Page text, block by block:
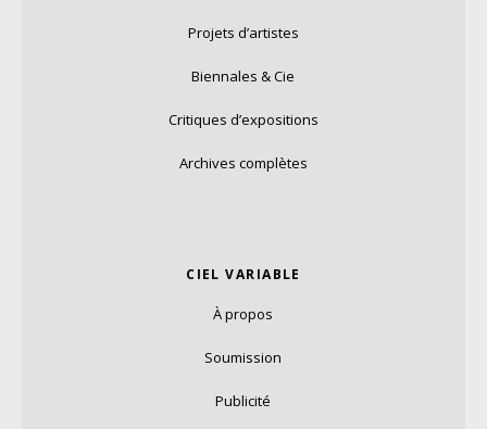
Projets d’artistes
Biennales & Cie
Critiques d’expositions
Archives complètes
CIEL VARIABLE
À propos
Soumission
Publicité